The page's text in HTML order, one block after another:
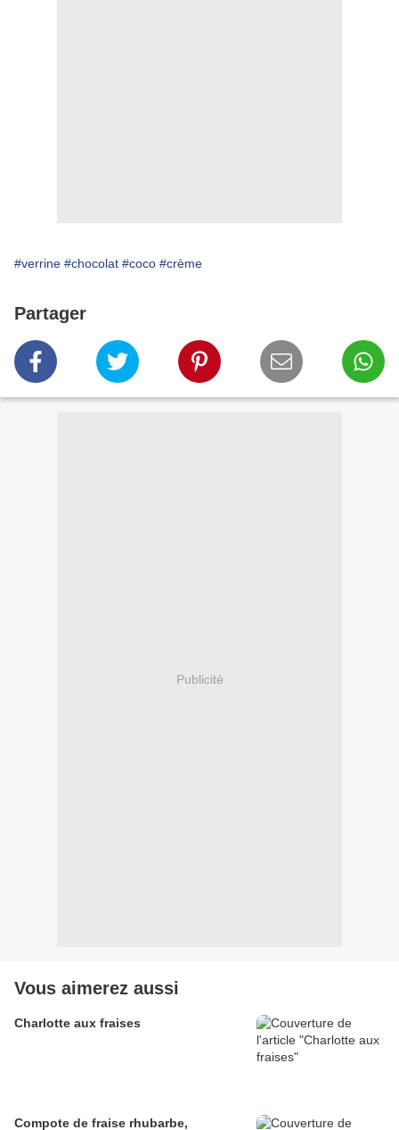
#verrine #chocolat #coco #crème
Partager
Publicité
Vous aimerez aussi
Charlotte aux fraises
Compote de fraise rhubarbe,